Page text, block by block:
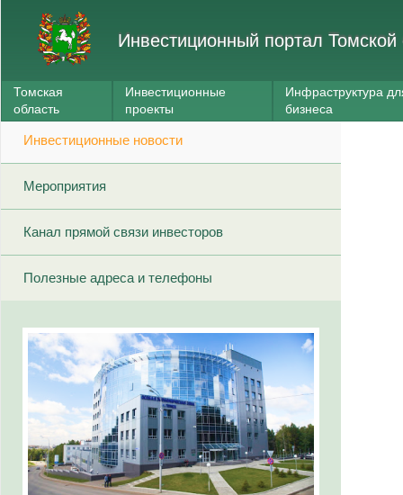
Инвестиционный портал Томской
Томская
область
Инвестиционные
проекты
Инфраструктура
бизнеса
Инвестиционные новости
Мероприятия
Канал прямой связи инвесторов
Полезные адреса и телефоны